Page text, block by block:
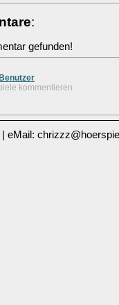
:
gefunden!
Benutzer
kommentieren
| eMail: